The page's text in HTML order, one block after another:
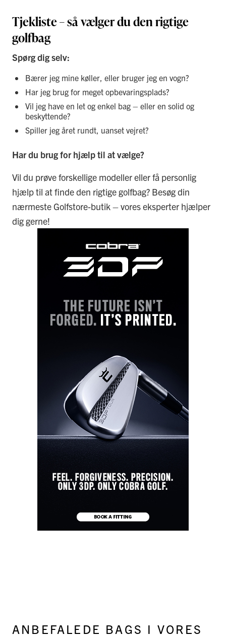
Tjekliste – så vælger du den rigtige
golfbag
Spørg dig selv:
Bærer jeg mine køller, eller bruger jeg en vogn?
Har jeg brug for meget opbevaringsplads?
Vil jeg have en let og enkel bag – eller en solid og
beskyttende?
Spiller jeg året rundt, uanset vejret?
Har du brug for hjælp til at vælge?
Vil du prøve forskellige modeller eller få personlig
hjælp til at finde den rigtige golfbag? Besøg din
nærmeste Golfstore-butik – vores eksperter hjælper
dig gerne!
ANBEFALEDE BAGS I VORES